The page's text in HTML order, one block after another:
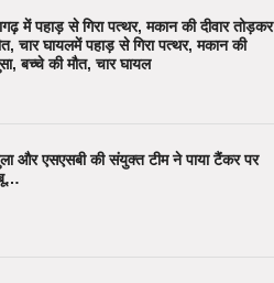
में पहाड़ से गिरा पत्थर, मकान की दीवार तोड़कर
चार घायलमें पहाड़ से गिरा पत्थर, मकान की
बच्चे की मौत, चार घायल
और एसएसबी की संयुक्त टीम ने पाया टैंकर पर